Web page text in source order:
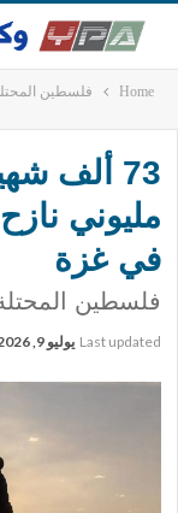
Home فلسطين
73 ألف
في غزة
فلسطين المحتلة
Last updated يوليو 9, 2026